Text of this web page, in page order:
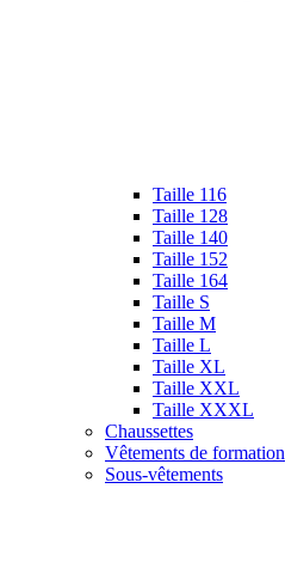
Taille 116
Taille 128
Taille 140
Taille 152
Taille 164
Taille S
Taille M
Taille L
Taille XL
Taille XXL
Taille XXXL
Chaussettes
Vêtements de formation
Sous-vêtements